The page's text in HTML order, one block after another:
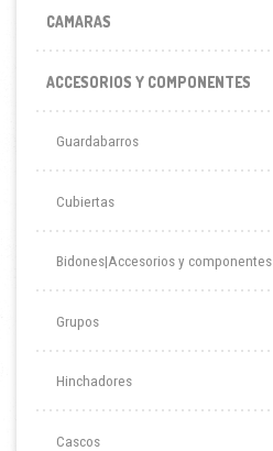
CAMARAS
ACCESORIOS Y COMPONENTES
Guardabarros
Cubiertas
Bidones|Accesorios y componentes
Grupos
Hinchadores
Cascos